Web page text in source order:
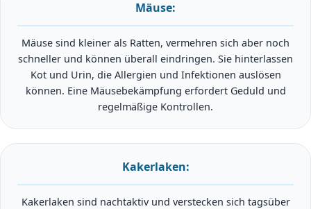
Mäuse:
Mäuse sind kleiner als Ratten, vermehren sich aber noch
schneller und können überall eindringen. Sie hinterlassen
Kot und Urin, die Allergien und Infektionen auslösen
können. Eine Mäusebekämpfung erfordert Geduld und
regelmäßige Kontrollen.
Kakerlaken:
Kakerlaken sind nachtaktiv und verstecken sich tagsüber